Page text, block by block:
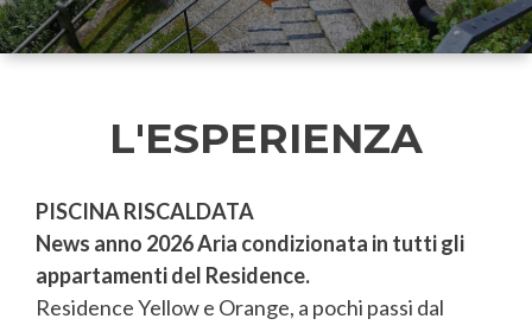
L'ESPERIENZA
PISCINA RISCALDATA
News anno 2026 Aria condizionata in tutti gli
appartamenti del Residence.
Residence Yellow e Orange, a pochi passi dal